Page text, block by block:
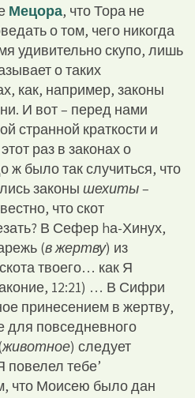
Мецора, что Тора не
о том, чего никогда
удивительно скупо, лишь
о таких
как, например, законы
И вот – перед нами
странной краткости и
раз в законах о
было так случиться, что
законы шехиты–
что скот
В Сефер hа-Хинух,
(в жертву) из
твоего… как Я
12:21) … В Сифри
принесением в жертву,
для повседневного
животное) следует
повелел тебе’
что Моисею было дан